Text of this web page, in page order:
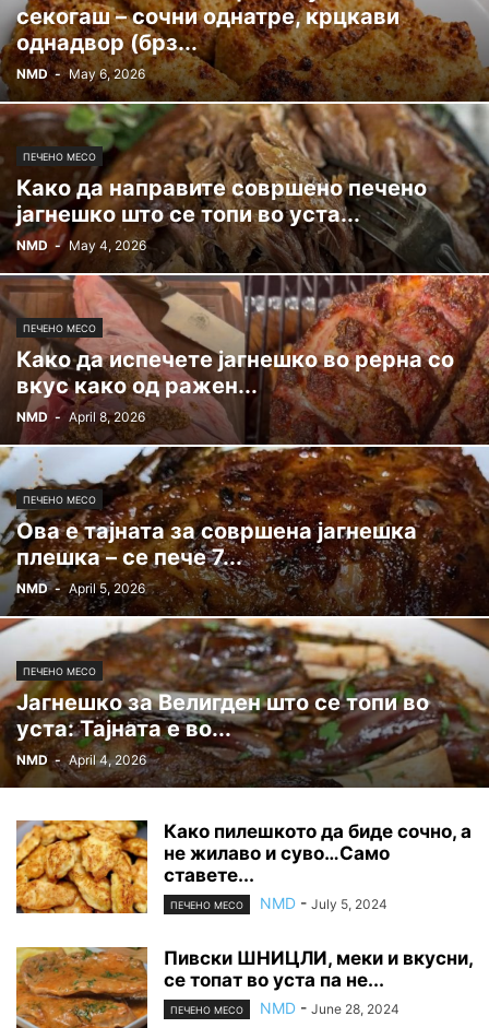
секогаш – сочни однатре, крцкави
однадвор (брз...
NMD - May 6, 2026
ПЕЧЕНО МЕСО
Како да направите совршено печено
јагнешко што се топи во уста...
NMD - May 4, 2026
ПЕЧЕНО МЕСО
Како да испечете јагнешко во рерна со
вкус како од ражен...
NMD - April 8, 2026
ПЕЧЕНО МЕСО
Ова е тајната за совршена јагнешка
плешка – се пече 7...
NMD - April 5, 2026
ПЕЧЕНО МЕСО
Јагнешко за Велигден што се топи во
уста: Тајната е во...
NMD - April 4, 2026
Како пилешкото да биде сочно, а
не жилаво и суво…Само
ставете...
ПЕЧЕНО МЕСО NMD - July 5, 2024
Пивски ШНИЦЛИ, меки и вкусни,
се топат во уста па не...
ПЕЧЕНО МЕСО NMD - June 28, 2024